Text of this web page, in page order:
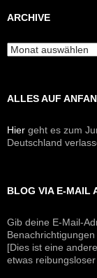
ARCHIVE
Archive
ALLES AUF
Hier geht es zum
Deutschland
BLOG VIA E-MAIL
Gib deine E-Mail-
[Dies ist eine
etwas